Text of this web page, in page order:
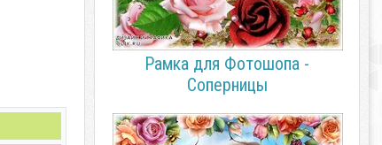
Рамка для Фотошопа -
Соперницы